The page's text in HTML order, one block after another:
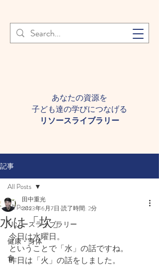
登録者様へ 個人情報の取り扱
いについて Learn More
あなたの資源を
子ども達の学びにつなげる​
​リソースライブラリー
記事
All Posts
リソースライブラリー
健康・身体
食
All Posts
水は「坎」
田中重光
2023年6月7日 読了時間: 2分
今日は水曜日。
ということで「水」の話ですね。
昨日は「火」の話をしました。